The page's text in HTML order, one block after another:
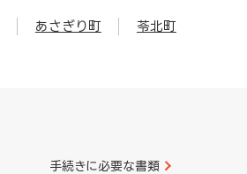
あさぎり町 苓北町
手続きに必要な書類